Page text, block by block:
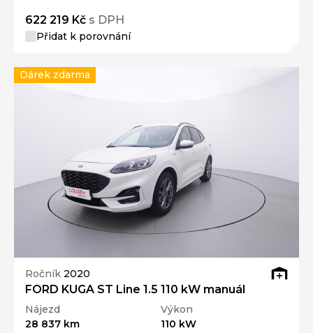
622 219 Kč s DPH
Přidat k porovnání
Ročník 2020
FORD KUGA ST Line 1.5 110 kW manuál
Nájezd
28 837 km
Výkon
110 kW
Dárek zdarma